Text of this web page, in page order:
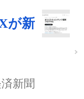
が新
新聞